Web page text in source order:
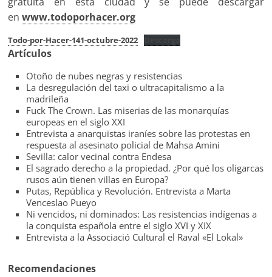
enwww.todoporhacer.org
Todo-por-Hacer-141-octubre-2022
Artículos
Otoño de nubes negras y resistencias
La desregulación del taxi o ultracapitalismo a la
madrileña
Fuck The Crown. Las miserias de las monarquías
europeas en el siglo XXI
Entrevista a anarquistas iraníes sobre las protestas en
respuesta al asesinato policial de Mahsa Amini
Sevilla: calor vecinal contra Endesa
El sagrado derecho a la propiedad. ¿Por qué los oligarcas
rusos aún tienen villas en Europa?
Putas, República y Revolución. Entrevista a Marta
Venceslao Pueyo
Ni vencidos, ni dominados: Las resistencias indígenas a
la conquista española entre el siglo XVI y XIX
Entrevista a la Associació Cultural el Raval «El Lokal»
Recomendaciones